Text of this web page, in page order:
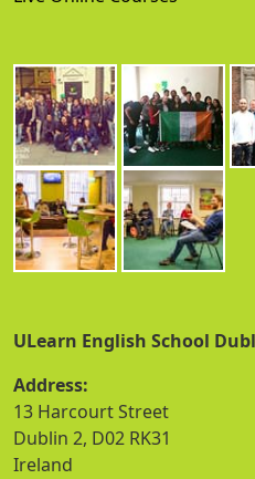
ULearn English School
Address:
13 Harcourt Street
Dublin 2, D02 RK31
Ireland